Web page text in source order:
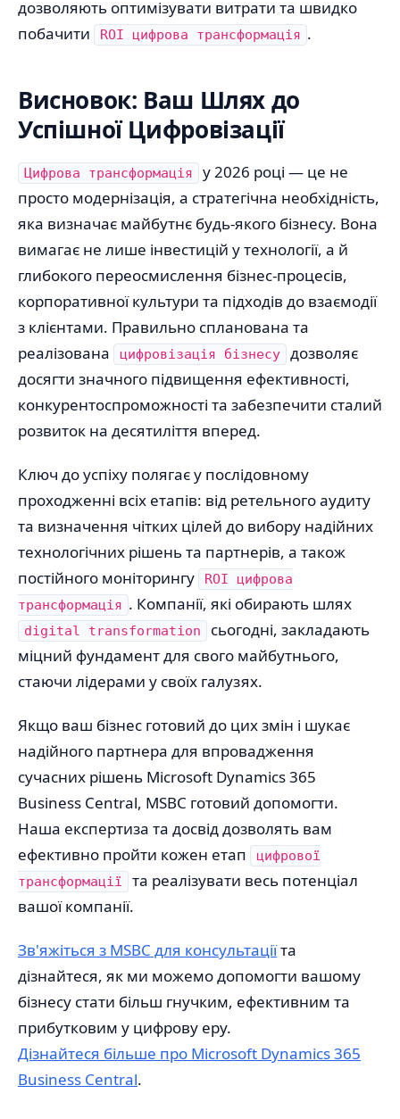
дозволяють оптимізувати витрати та швидко
побачити
ROI цифрова трансформація .
Висновок: Ваш Шлях до
Успішної Цифровізації
Цифрова трансформація
у 2026 році — це не
просто модернізація, а стратегічна необхідність,
яка визначає майбутнє будь-якого бізнесу. Вона
вимагає не лише інвестицій у технології, а й
глибокого переосмислення бізнес-процесів,
корпоративної культури та підходів до взаємодії
з клієнтами. Правильно спланована та
реалізована
цифровізація бізнесу
дозволяє
досягти значного підвищення ефективності,
конкурентоспроможності та забезпечити сталий
розвиток на десятиліття вперед.
Ключ до успіху полягає у послідовному
проходженні всіх етапів: від ретельного аудиту
та визначення чітких цілей до вибору надійних
технологічних рішень та партнерів, а також
постійного моніторингу
ROI цифрова
трансформація . Компанії, які обирають шлях
digital transformation
сьогодні, закладають
міцний фундамент для свого майбутнього,
стаючи лідерами у своїх галузях.
Якщо ваш бізнес готовий до цих змін і шукає
надійного партнера для впровадження
сучасних рішень Microsoft Dynamics 365
Business Central, MSBC готовий допомогти.
Наша експертиза та досвід дозволять вам
ефективно пройти кожен етап
цифрової
трансформації
та реалізувати весь потенціал
вашої компанії.
Зв'яжіться з MSBC для консультаціїта
дізнайтеся, як ми можемо допомогти вашому
бізнесу стати більш гнучким, ефективним та
прибутковим у цифрову еру.
Дізнайтеся більше про Microsoft Dynamics 365
Business Central.